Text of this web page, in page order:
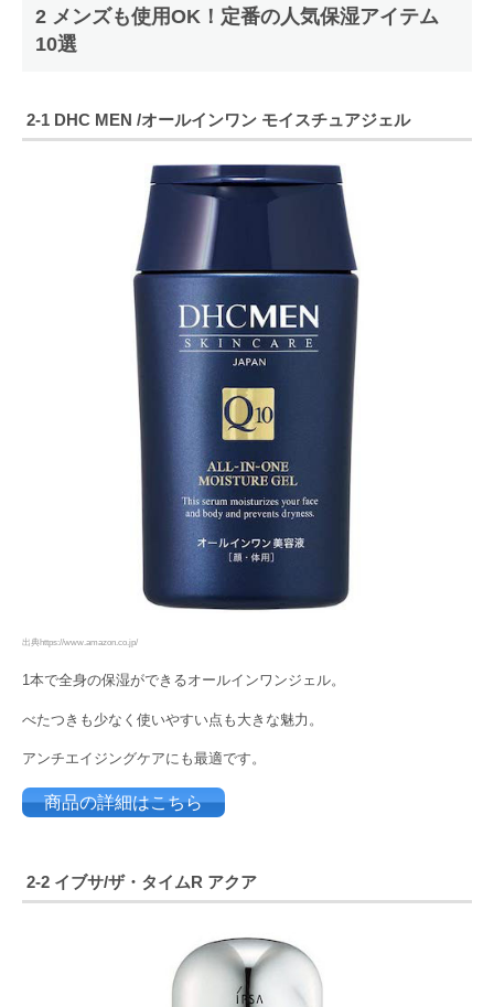
2 メンズも使用OK！定番の人気保湿アイテム
10選
2-1 DHC MEN /オールインワン モイスチュアジェル
出典https://www.amazon.co.jp/
1本で全身の保湿ができるオールインワンジェル。
べたつきも少なく使いやすい点も大きな魅力。
アンチエイジングケアにも最適です。
商品の詳細はこちら
2-2 イブサ/ザ・タイムR アクア